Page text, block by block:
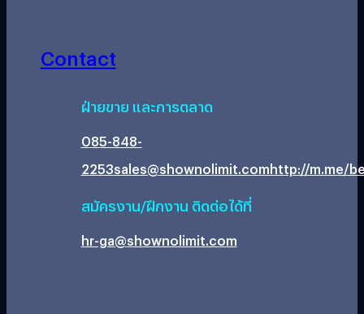
Contact
ฝ่ายขาย และการตลาด
085-848-
2253sales@shownolimit.comhttp://m.me/
สมัครงาน/ฝึกงาน ติดต่อได้ที่
hr-ga@shownolimit.com